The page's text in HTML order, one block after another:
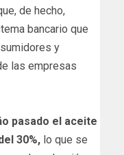
de hecho,
bancario que
y
las empresas
pasado el aceite
30%, lo que se